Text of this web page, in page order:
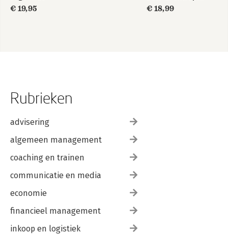
€ 19,95
€ 18,99
Rubrieken
advisering
algemeen management
coaching en trainen
communicatie en media
economie
financieel management
inkoop en logistiek